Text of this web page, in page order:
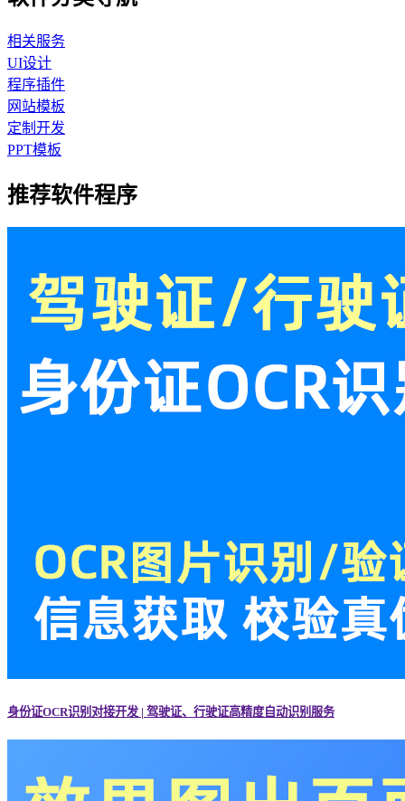
相关服务
UI设计
程序插件
网站模板
定制开发
PPT模板
推荐软件程序
身份证OCR识别对接开发 | 驾驶证、行驶证高精度自动识别服务